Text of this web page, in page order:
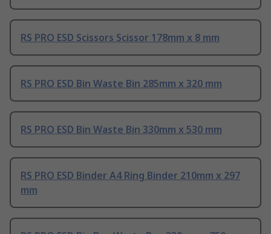
RS PRO ESD Scissors Scissor 178mm x 8 mm
RS PRO ESD Bin Waste Bin 285mm x 320 mm
RS PRO ESD Bin Waste Bin 330mm x 530 mm
RS PRO ESD Binder A4 Ring Binder 210mm x 297
mm